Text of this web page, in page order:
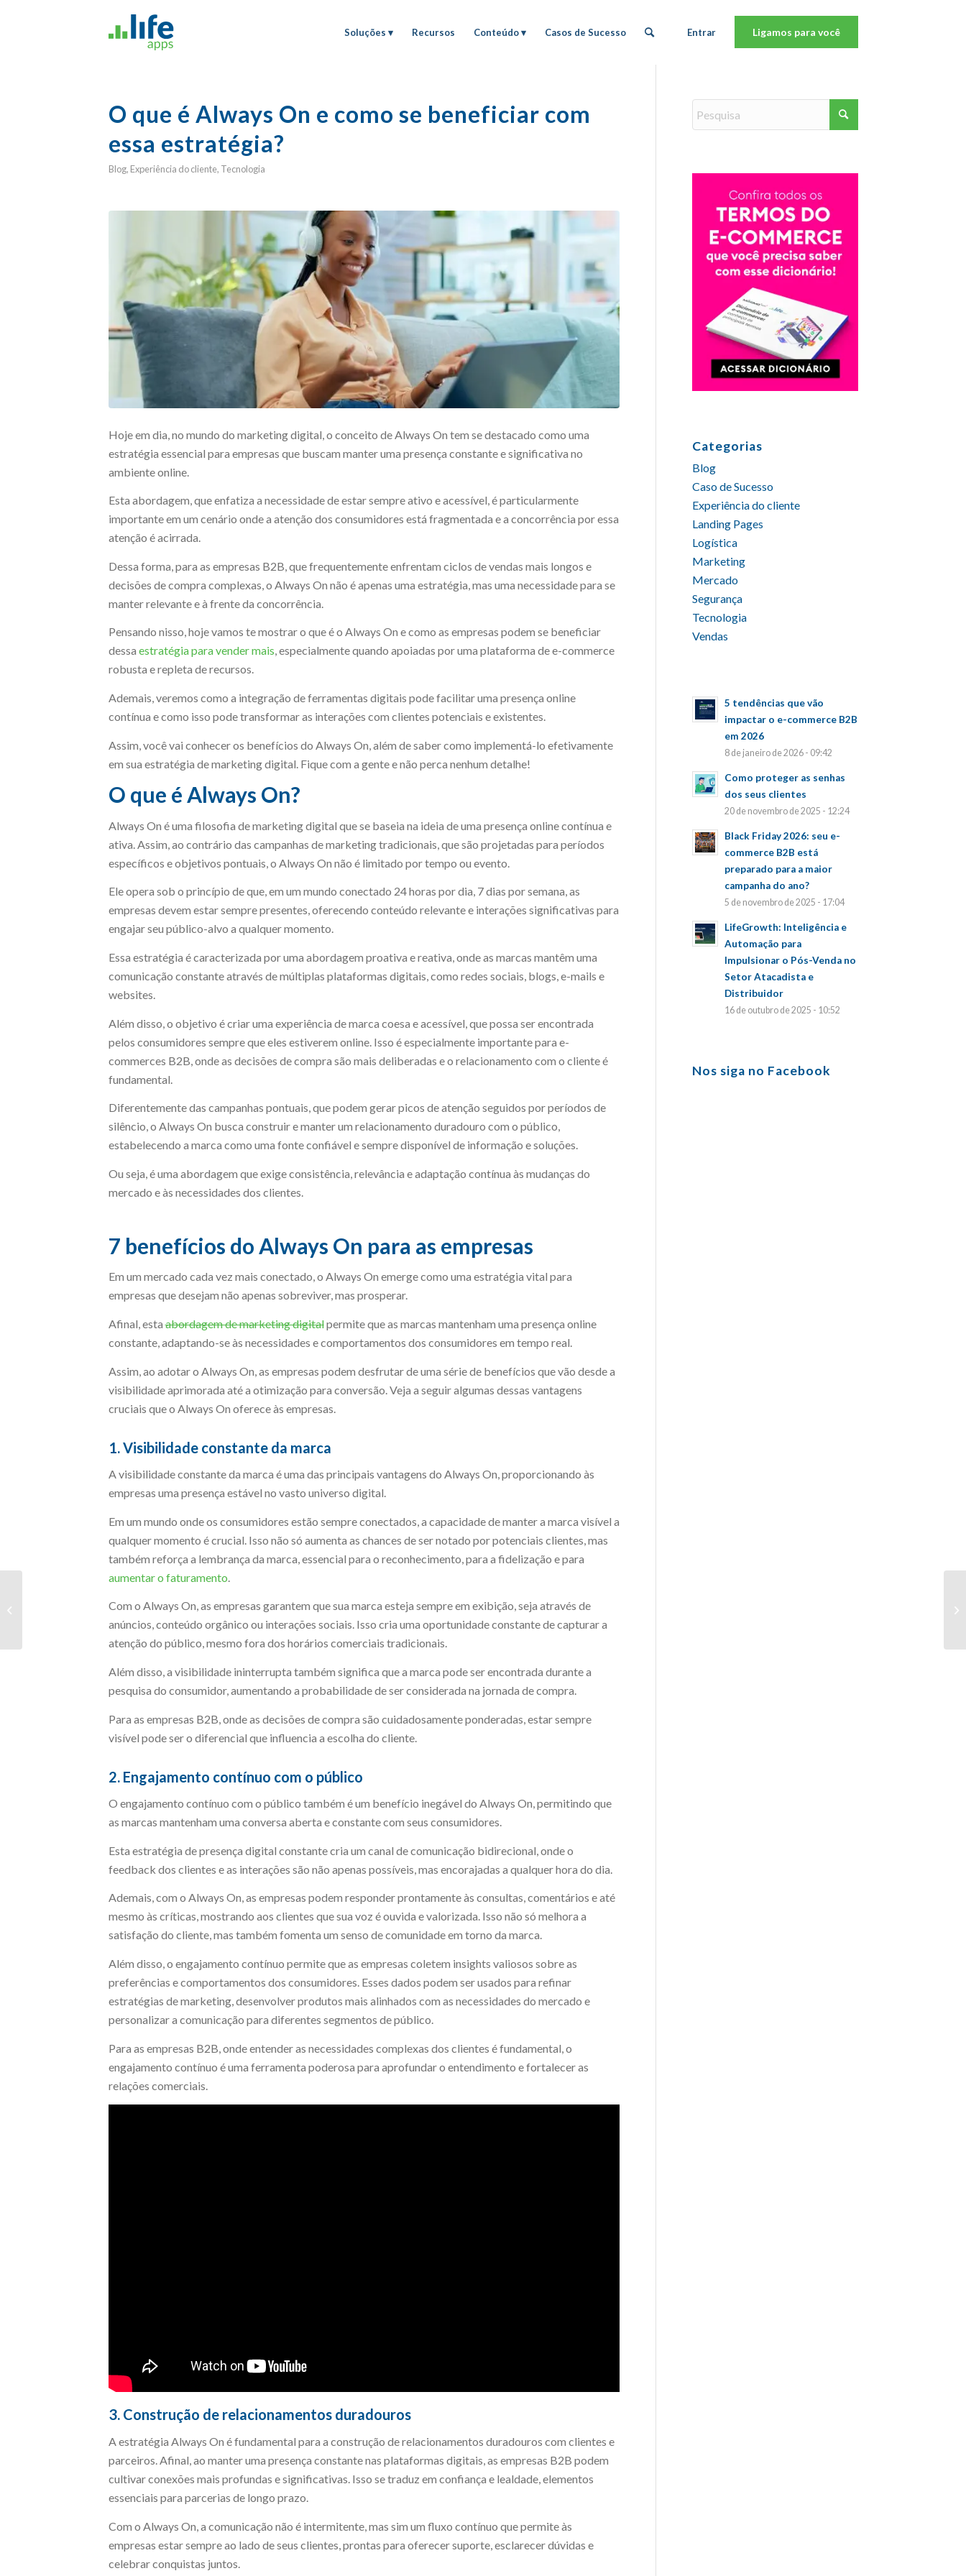
Soluções Recursos Conteúdo Casos de Sucesso Entrar Ligamos para você
O que é Always On e como se beneficiar com
essa estratégia?
Blog, Experiência do cliente, Tecnologia
Hoje em dia, no mundo do marketing digital, o conceito de Always On tem se destacado como uma
estratégia essencial para empresas que buscam manter uma presença constante e significativa no
ambiente online.
Esta abordagem, que enfatiza a necessidade de estar sempre ativo e acessível, é particularmente
importante em um cenário onde a atenção dos consumidores está fragmentada e a concorrência por essa
atenção é acirrada.
Dessa forma, para as empresas B2B, que frequentemente enfrentam ciclos de vendas mais longos e
decisões de compra complexas, o Always On não é apenas uma estratégia, mas uma necessidade para se
manter relevante e à frente da concorrência.
Pensando nisso, hoje vamos te mostrar o que é o Always On e como as empresas podem se beneficiar
dessa estratégia para vender mais, especialmente quando apoiadas por uma plataforma de e-commerce
robusta e repleta de recursos.
Ademais, veremos como a integração de ferramentas digitais pode facilitar uma presença online
contínua e como isso pode transformar as interações com clientes potenciais e existentes.
Assim, você vai conhecer os benefícios do Always On, além de saber como implementá-lo efetivamente
em sua estratégia de marketing digital. Fique com a gente e não perca nenhum detalhe!
O que é Always On?
Always On é uma filosofia de marketing digital que se baseia na ideia de uma presença online contínua e
ativa. Assim, ao contrário das campanhas de marketing tradicionais, que são projetadas para períodos
específicos e objetivos pontuais, o Always On não é limitado por tempo ou evento.
Ele opera sob o princípio de que, em um mundo conectado 24 horas por dia, 7 dias por semana, as
empresas devem estar sempre presentes, oferecendo conteúdo relevante e interações significativas para
engajar seu público-alvo a qualquer momento.
Essa estratégia é caracterizada por uma abordagem proativa e reativa, onde as marcas mantêm uma
comunicação constante através de múltiplas plataformas digitais, como redes sociais, blogs, e-mails e
websites.
Além disso, o objetivo é criar uma experiência de marca coesa e acessível, que possa ser encontrada
pelos consumidores sempre que eles estiverem online. Isso é especialmente importante para e-
commerces B2B, onde as decisões de compra são mais deliberadas e o relacionamento com o cliente é
fundamental.
Diferentemente das campanhas pontuais, que podem gerar picos de atenção seguidos por períodos de
silêncio, o Always On busca construir e manter um relacionamento duradouro com o público,
estabelecendo a marca como uma fonte confiável e sempre disponível de informação e soluções.
Ou seja, é uma abordagem que exige consistência, relevância e adaptação contínua às mudanças do
mercado e às necessidades dos clientes.
7 benefícios do Always On para as empresas
Em um mercado cada vez mais conectado, o Always On emerge como uma estratégia vital para
empresas que desejam não apenas sobreviver, mas prosperar.
Afinal, estaabordagem de marketing digitalpermite que as marcas mantenham uma presença online
constante, adaptando-se às necessidades e comportamentos dos consumidores em tempo real.
Assim, ao adotar o Always On, as empresas podem desfrutar de uma série de benefícios que vão desde a
visibilidade aprimorada até a otimização para conversão. Veja a seguir algumas dessas vantagens
cruciais que o Always On oferece às empresas.
1. Visibilidade constante da marca
A visibilidade constante da marca é uma das principais vantagens do Always On, proporcionando às
empresas uma presença estável no vasto universo digital.
Em um mundo onde os consumidores estão sempre conectados, a capacidade de manter a marca visível a
qualquer momento é crucial. Isso não só aumenta as chances de ser notado por potenciais clientes, mas
também reforça a lembrança da marca, essencial para o reconhecimento, para a fidelização e para
aumentar o faturamento
Com o Always On, as empresas garantem que sua marca esteja sempre em exibição, seja através de
anúncios, conteúdo orgânico ou interações sociais. Isso cria uma oportunidade constante de capturar a
atenção do público, mesmo fora dos horários comerciais tradicionais.
Além disso, a visibilidade ininterrupta também significa que a marca pode ser encontrada durante a
pesquisa do consumidor, aumentando a probabilidade de ser considerada na jornada de compra.
Para as empresas B2B, onde as decisões de compra são cuidadosamente ponderadas, estar sempre
visível pode ser o diferencial que influencia a escolha do cliente.
2. Engajamento contínuo com o público
O engajamento contínuo com o público também é um benefício inegável do Always On, permitindo que
as marcas mantenham uma conversa aberta e constante com seus consumidores.
Esta estratégia de presença digital constante cria um canal de comunicação bidirecional, onde o
feedback dos clientes e as interações são não apenas possíveis, mas encorajadas a qualquer hora do dia.
Ademais, com o Always On, as empresas podem responder prontamente às consultas, comentários e até
mesmo às críticas, mostrando aos clientes que sua voz é ouvida e valorizada. Isso não só melhora a
satisfação do cliente, mas também fomenta um senso de comunidade em torno da marca.
Além disso, o engajamento contínuo permite que as empresas coletem insights valiosos sobre as
preferências e comportamentos dos consumidores. Esses dados podem ser usados para refinar
estratégias de marketing, desenvolver produtos mais alinhados com as necessidades do mercado e
personalizar a comunicação para diferentes segmentos de público.
Para as empresas B2B, onde entender as necessidades complexas dos clientes é fundamental, o
engajamento contínuo é uma ferramenta poderosa para aprofundar o entendimento e fortalecer as
relações comerciais.
3. Construção de relacionamentos duradouros
A estratégia Always On é fundamental para a construção de relacionamentos duradouros com clientes e
parceiros. Afinal, ao manter uma presença constante nas plataformas digitais, as empresas B2B podem
cultivar conexões mais profundas e significativas. Isso se traduz em confiança e lealdade, elementos
essenciais para parcerias de longo prazo.
Com o Always On, a comunicação não é intermitente, mas sim um fluxo contínuo que permite às
empresas estar sempre ao lado de seus clientes, prontas para oferecer suporte, esclarecer dúvidas e
celebrar conquistas juntos.
Categorias
Blog
Caso de Sucesso
Experiência do cliente
Landing Pages
Logística
Marketing
Mercado
Segurança
Tecnologia
Vendas
5 tendências que vão
impactar o e-commerce B2B
em 2026
8 de janeiro de 2026 - 09:42
Como proteger as senhas
dos seus clientes
20 de novembro de 2025 - 12:24
Black Friday 2026: seu e-
commerce B2B está
preparado para a maior
campanha do ano?
5 de novembro de 2025 - 17:04
LifeGrowth: Inteligência e
Automação para
Impulsionar o Pós-Venda no
Setor Atacadista e
Distribuidor
16 de outubro de 2025 - 10:52
Nos siga no Facebook